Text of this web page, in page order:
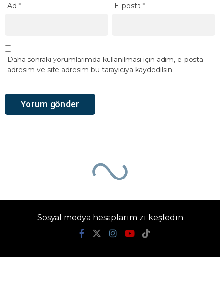
Ad * E-posta*
Daha sonraki yorumlarımda kullanılması için adım, e-posta
adresim ve site adresim bu tarayıcıya kaydedilsin.
Sosyal medya hesaplarımızı keşfedin